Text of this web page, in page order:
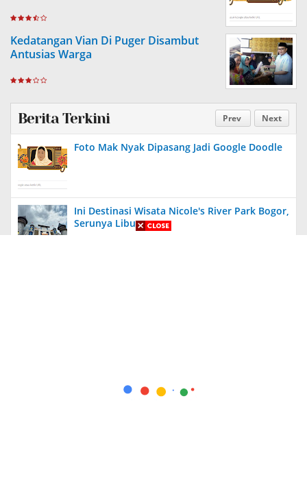
Kedatangan Vian Di Puger Disambut
Antusias Warga
Prev Next
Berita Terkini
Foto Mak Nyak Dipasang Jadi Google Doodle
Ini Destinasi Wisata Nicole's River Park Bogor,
Serunya Liburan